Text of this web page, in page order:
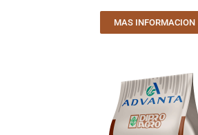
MAS INFORMACION